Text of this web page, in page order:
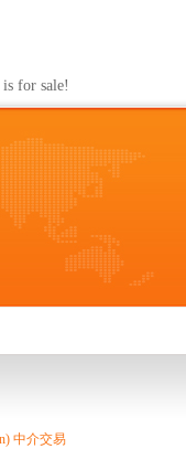
for sale!
中介交易